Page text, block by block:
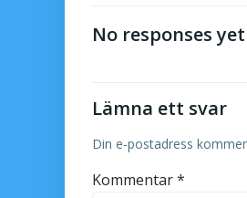
No responses yet
Lämna ett svar
Din e-postadress
Kommentar*